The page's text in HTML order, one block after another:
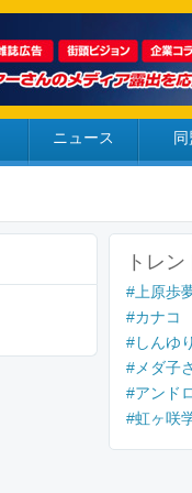
ニュース 同
トレン
#上原歩
#カナコ
#しんゆ
#メダ子
#アンド
#虹ヶ咲